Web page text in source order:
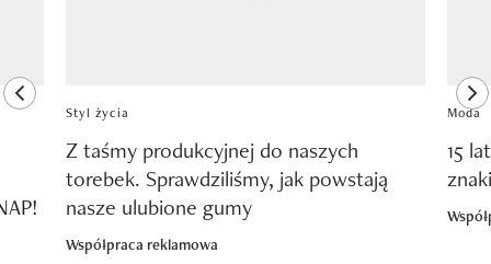
previous element
Styl życia
Z taśmy produkcyjnej do naszych
torebek. Sprawdziliśmy, jak powstają
nasze ulubione gumy
Współpraca reklamowa
Moda
15